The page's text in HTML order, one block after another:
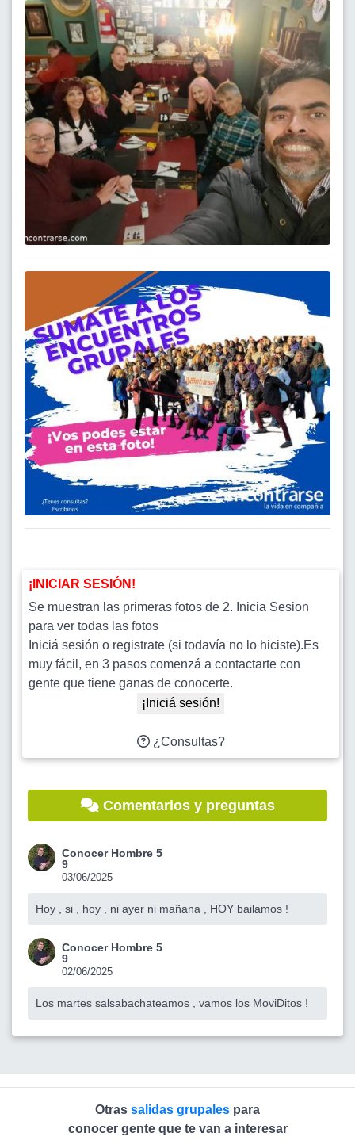
¡INICIAR SESIÓN!
Se muestran las primeras fotos de 2. Inicia Sesion
para ver todas las fotos
Iniciá sesión o registrate (si todavía no lo hiciste).Es
muy fácil, en 3 pasos comenzá a contactarte con
gente que tiene ganas de conocerte.
¡Iniciá sesión!
¿Consultas?
Comentarios y preguntas
Conocer Hombre 5
9
03/06/2025
Hoy , si , hoy , ni ayer ni mañana , HOY bailamos !
Conocer Hombre 5
9
02/06/2025
Los martes salsabachateamos , vamos los MoviDitos !
Otras salidas grupales para
conocer gente que te van a interesar